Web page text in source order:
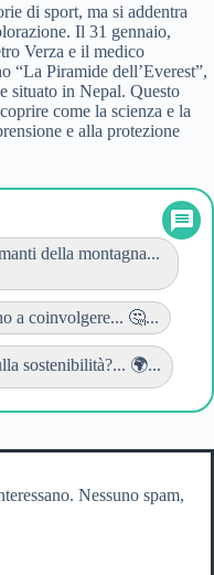
di sport, ma si addentra
Il 31 gennaio,
Verza e il medico
“La Piramide dell’Everest”,
situato in Nepal. Questo
come la scienza e la
e alla protezione
della montagna...
a coinvolgere... 🤔...
sostenibilità?... 🌍...
Nessuno spam,